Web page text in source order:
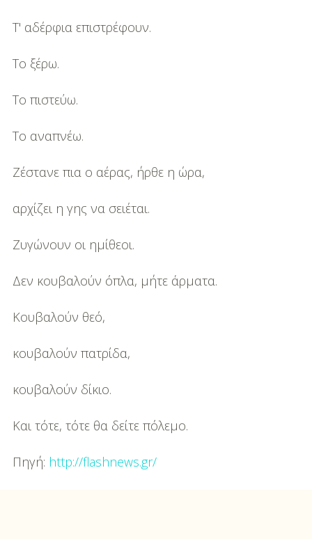
Τ' αδέρφια επιστρέφουν.
Το ξέρω.
Το πιστεύω.
Το αναπνέω.
Ζέστανε πια ο αέρας, ήρθε η ώρα,
αρχίζει η γης να σειέται.
Ζυγώνουν οι ημίθεοι.
Δεν κουβαλούν όπλα, μήτε άρματα.
Κουβαλούν θεό,
κουβαλούν πατρίδα,
κουβαλούν δίκιο.
Και τότε, τότε θα δείτε πόλεμο.
Πηγή: http://flashnews.gr/